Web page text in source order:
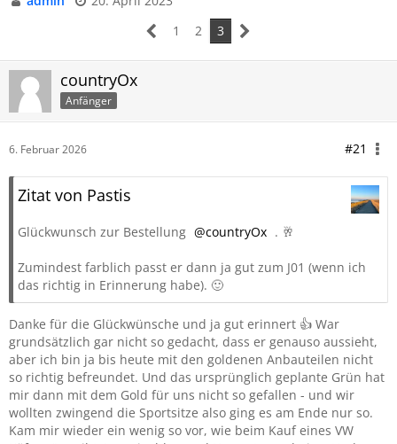
1
2 3
countryOx
Anfänger
6. Februar 2026 #21
Zitat von Pastis
Glückwunsch zur Bestellung countryOx . 🥂
Zumindest farblich passt er dann ja gut zum J01 (wenn ich
das richtig in Erinnerung habe). 🙂
Danke für die Glückwünsche und ja gut erinnert 👍 War
grundsätzlich gar nicht so gedacht, dass er genauso aussieht,
aber ich bin ja bis heute mit den goldenen Anbauteilen nicht
so richtig befreundet. Und das ursprünglich geplante Grün hat
mir dann mit dem Gold für uns nicht so gefallen - und wir
wollten zwingend die Sportsitze also ging es am Ende nur so.
Kam mir wieder ein wenig so vor, wie beim Kauf eines VW